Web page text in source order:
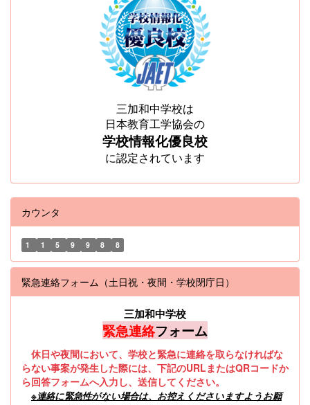
三加和中学校は
日本教育工学協会の
学校情報化優良校
に認定されています
カウンタ
1 1 5 9 9 8 8
緊急連絡フォーム（土日祝・夜間・学校閉庁日）
三加和中学校
緊急連絡フォーム
休日や夜間において、学校と緊急に連絡を取らなければな
らない事案が発生した際には、下記のURLまたはQRコードか
ら回答フォームへ入力し、送信してください。
※連絡に緊急性がない場合は、お控えくださいますようお願